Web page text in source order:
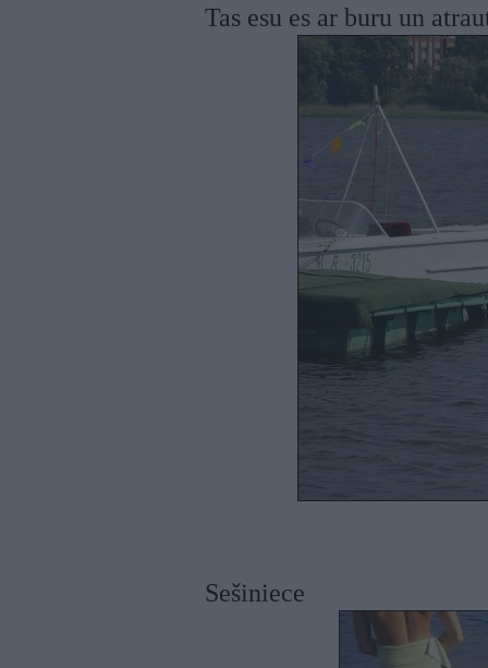
Tas esu es ar buru un
Sešiniece